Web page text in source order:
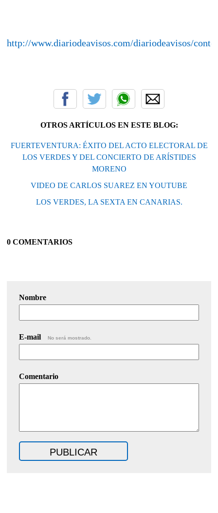
http://www.diariodeavisos.com/diariodeavisos/
OTROS ARTÍCULOS EN ESTE BLOG:
FUERTEVENTURA: ÉXITO DEL ACTO ELECTORAL DE
LOS VERDES Y DEL CONCIERTO DE ARÍSTIDES
MORENO
VIDEO DE CARLOS SUAREZ EN YOUTUBE
LOS VERDES, LA SEXTA EN CANARIAS.
0 COMENTARIOS
Nombre
E-mail No será mostrado.
Comentario